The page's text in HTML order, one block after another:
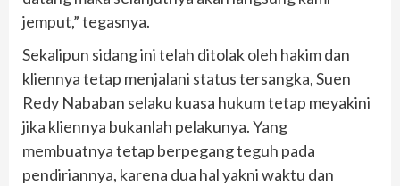
jemput,” tegasnya.
Sekalipun sidang ini telah ditolak oleh hakim dan
kliennya tetap menjalani status tersangka, Suen
Redy Nababan selaku kuasa hukum tetap meyakini
jika kliennya bukanlah pelakunya. Yang
membuatnya tetap berpegang teguh pada
pendiriannya, karena dua hal yakni waktu dan